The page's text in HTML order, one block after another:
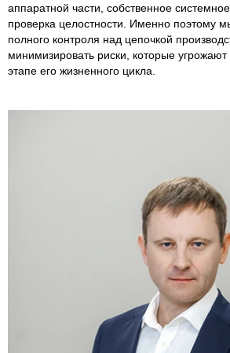
аппаратной части, собственное
проверка целостности. Именно поэтому
полного контроля над цепочкой
минимизировать риски, которые угрожают
этапе его жизненного цикла.